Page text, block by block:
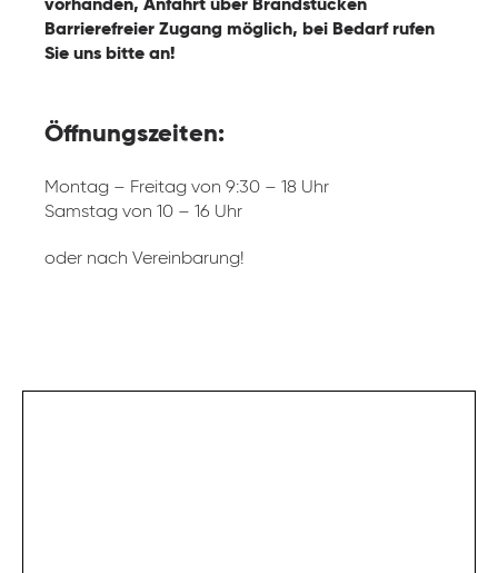
vorhanden, Anfahrt über Brandstücken
Barrierefreier Zugang möglich, bei Bedarf rufen
Sie uns bitte an!
Öffnungszeiten:
Montag – Freitag von 9:30 – 18 Uhr
Samstag von 10 – 16 Uhr
oder nach Vereinbarung!